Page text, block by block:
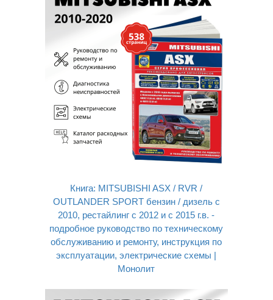
Книга: MITSUBISHI ASX / RVR /
OUTLANDER SPORT бензин / дизель c
2010, рестайлинг с 2012 и с 2015 г.в. -
подробное руководство по техническому
обслуживанию и ремонту, инструкция по
эксплуатации, электрические схемы |
Монолит